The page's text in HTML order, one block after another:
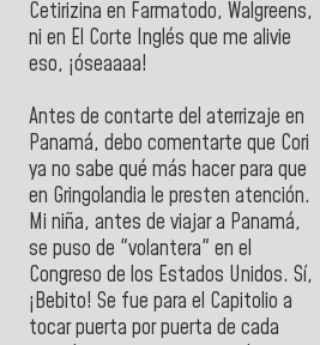
Cetirizina en Farmatodo, Walgreens,
ni en El Corte Inglés que me alivie
eso, ¡óseaaaa!
Antes de contarte del aterrizaje en
Panamá, debo comentarte que Cori
ya no sabe qué más hacer para que
en Gringolandia le presten atención.
Mi niña, antes de viajar a Panamá,
se puso de "volantera" en el
Congreso de los Estados Unidos. Sí,
¡Bebito! Se fue para el Capitolio a
tocar puerta por puerta de cada